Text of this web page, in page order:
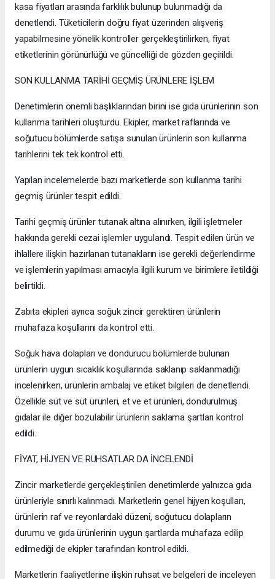
kasa fiyatları arasında farklılık bulunup bulunmadığı da
denetlendi. Tüketicilerin doğru fiyat üzerinden alışveriş
yapabilmesine yönelik kontroller gerçekleştirilirken, fiyat
etiketlerinin görünürlüğü ve güncelliği de gözden geçirildi.
SON KULLANMA TARİHİ GEÇMİŞ ÜRÜNLERE İŞLEM
Denetimlerin önemli başlıklarından birini ise gıda ürünlerinin son
kullanma tarihleri oluşturdu. Ekipler, market raflarında ve
soğutucu bölümlerde satışa sunulan ürünlerin son kullanma
tarihlerini tek tek kontrol etti.
Yapılan incelemelerde bazı marketlerde son kullanma tarihi
geçmiş ürünler tespit edildi.
Tarihi geçmiş ürünler tutanak altına alınırken, ilgili işletmeler
hakkında gerekli cezai işlemler uygulandı. Tespit edilen ürün ve
ihlallere ilişkin hazırlanan tutanakların ise gerekli değerlendirme
ve işlemlerin yapılması amacıyla ilgili kurum ve birimlere iletildiği
belirtildi.
Zabıta ekipleri ayrıca soğuk zincir gerektiren ürünlerin
muhafaza koşullarını da kontrol etti.
Soğuk hava dolapları ve dondurucu bölümlerde bulunan
ürünlerin uygun sıcaklık koşullarında saklanıp saklanmadığı
incelenirken, ürünlerin ambalaj ve etiket bilgileri de denetlendi.
Özellikle süt ve süt ürünleri, et ve et ürünleri, dondurulmuş
gıdalar ile diğer bozulabilir ürünlerin saklama şartları kontrol
edildi.
FİYAT, HİJYEN VE RUHSATLAR DA İNCELENDİ
Zincir marketlerde gerçekleştirilen denetimlerde yalnızca gıda
ürünleriyle sınırlı kalınmadı. Marketlerin genel hijyen koşulları,
ürünlerin raf ve reyonlardaki düzeni, soğutucu dolapların
durumu ve gıda ürünlerinin uygun şartlarda muhafaza edilip
edilmediği de ekipler tarafından kontrol edildi.
Marketlerin faaliyetlerine ilişkin ruhsat ve belgeleri de inceleyen